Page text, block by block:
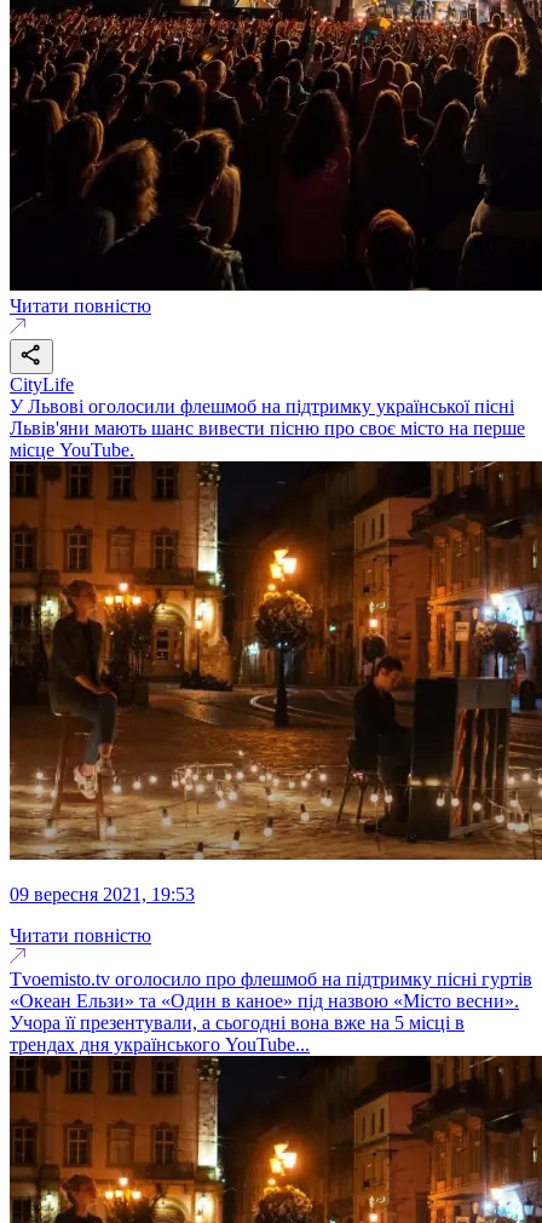
Читати повністю
CityLife
У Львові оголосили флешмоб на підтримку української пісні
Львів'яни мають шанс вивести пісню про своє місто на перше
місце YouTube.
09 вересня 2021, 19:53
Читати повністю
Tvoemisto.tv оголосило про флешмоб на підтримку пісні гуртів
«Океан Ельзи» та «Один в каное» під назвою «Місто весни».
Учора її презентували, а сьогодні вона вже на 5 місці в
трендах дня українського YouTube...